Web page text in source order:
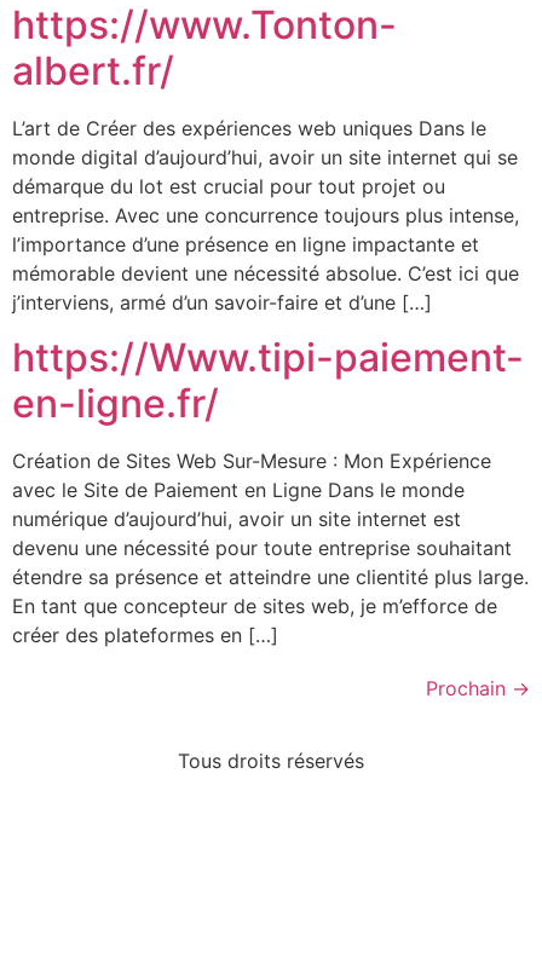
https://www.Tonton-
albert.fr/
L’art de Créer des expériences web uniques Dans le
monde digital d’aujourd’hui, avoir un site internet qui se
démarque du lot est crucial pour tout projet ou
entreprise. Avec une concurrence toujours plus intense,
l’importance d’une présence en ligne impactante et
mémorable devient une nécessité absolue. C’est ici que
j’interviens, armé d’un savoir-faire et d’une […]
https://Www.tipi-paiement-
en-ligne.fr/
Création de Sites Web Sur-Mesure : Mon Expérience
avec le Site de Paiement en Ligne Dans le monde
numérique d’aujourd’hui, avoir un site internet est
devenu une nécessité pour toute entreprise souhaitant
étendre sa présence et atteindre une clientité plus large.
En tant que concepteur de sites web, je m’efforce de
créer des plateformes en […]
Prochain →
Tous droits réservés